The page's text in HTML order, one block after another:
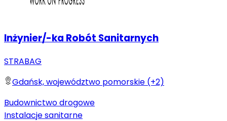
Inżynier/-ka Robót Sanitarnych
STRABAG
Gdańsk, województwo pomorskie (+2)
Budownictwo drogowe
Instalacje sanitarne